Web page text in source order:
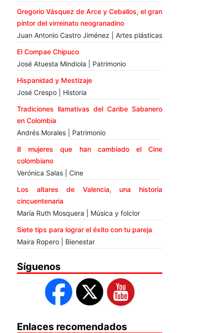
Gregorio Vásquez de Arce y Ceballos, el gran
pintor del virreinato neogranadino
Juan Antonio Castro Jiménez | Artes plásticas
El Compae Chipuco
José Atuesta Mindiola | Patrimonio
Hispanidad y Mestizaje
José Crespo | Historia
Tradiciones llamativas del Caribe Sabanero
en Colombia
Andrés Morales | Patrimonio
8 mujeres que han cambiado el Cine
colombiano
Verónica Salas | Cine
Los altares de Valencia, una historia
cincuentenaria
María Ruth Mosquera | Música y folclor
Siete tips para lograr el éxito con tu pareja
Maira Ropero | Bienestar
Síguenos
Enlaces recomendados